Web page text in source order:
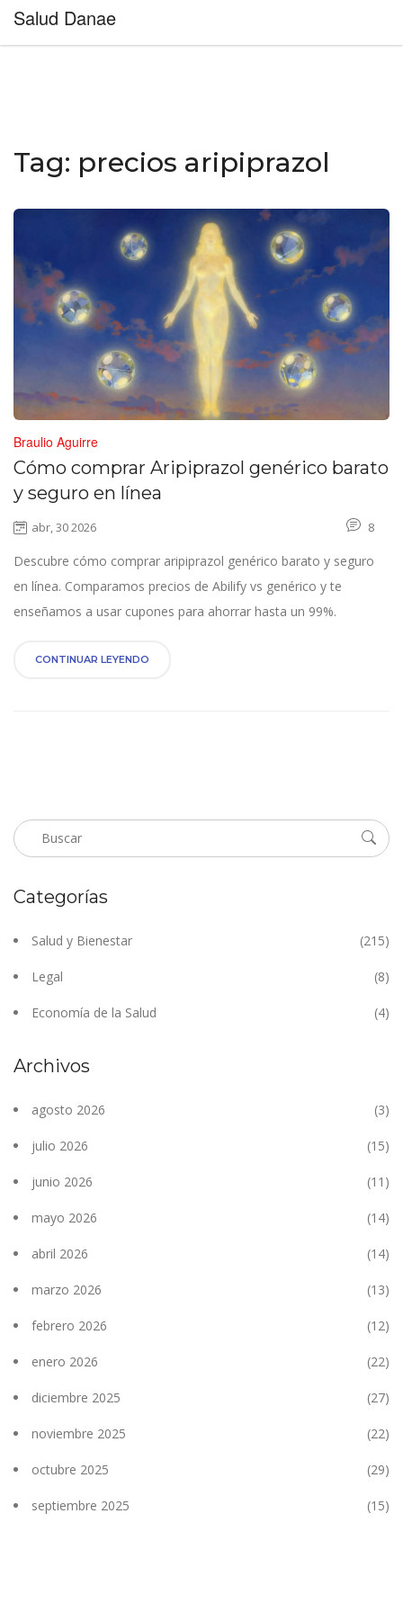
Salud Danae
Tag: precios aripiprazol
Braulio Aguirre
Cómo comprar Aripiprazol genérico barato
y seguro en línea
abr, 30 2026 8
Descubre cómo comprar aripiprazol genérico barato y seguro
en línea. Comparamos precios de Abilify vs genérico y te
enseñamos a usar cupones para ahorrar hasta un 99%.
CONTINUAR LEYENDO
Categorías
Salud y Bienestar (215)
Legal (8)
Economía de la Salud (4)
Archivos
agosto 2026 (3)
julio 2026 (15)
junio 2026 (11)
mayo 2026 (14)
abril 2026 (14)
marzo 2026 (13)
febrero 2026 (12)
enero 2026 (22)
diciembre 2025 (27)
noviembre 2025 (22)
octubre 2025 (29)
septiembre 2025 (15)